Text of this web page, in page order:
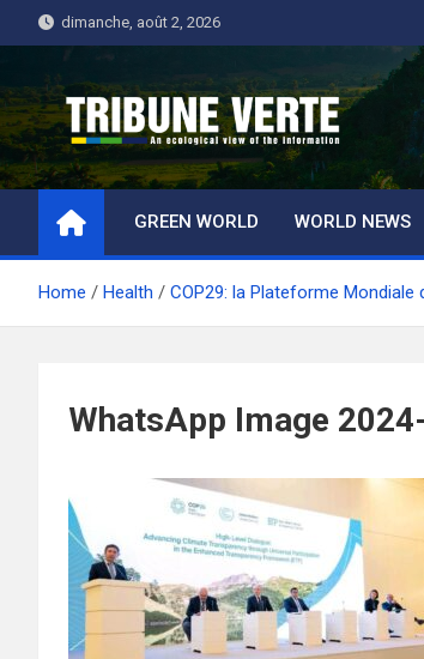
to
dimanche, août 2, 2026
Tribune Verte
Un regard écologique de l'information
GREEN WORLD WORLD NEWS
Home Health COP29: la Plateforme
WhatsApp Image